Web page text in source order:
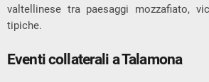
valtellinese tra paesaggi mozzafiato,
tipiche.
Eventi collaterali a Talamona